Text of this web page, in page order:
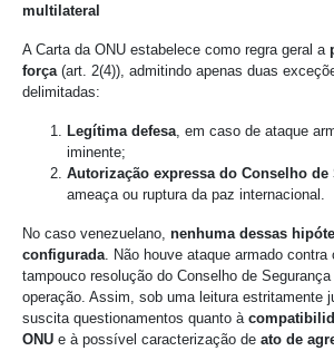
multilateral
A Carta da ONU estabelece como regra geral a
força(art. 2(4)), admitindo apenas duas
delimitadas:
Legítima defesa, em caso de ataque
iminente;
Autorização expressa do Conselho de
ameaça ou ruptura da paz internacional.
No caso venezuelano, nenhuma dessas
configurada. Não houve ataque armado
tampouco resolução do Conselho de
operação. Assim, sob uma leitura estritamente
suscita questionamentos quanto à
ONU e à possível caracterização de ato de